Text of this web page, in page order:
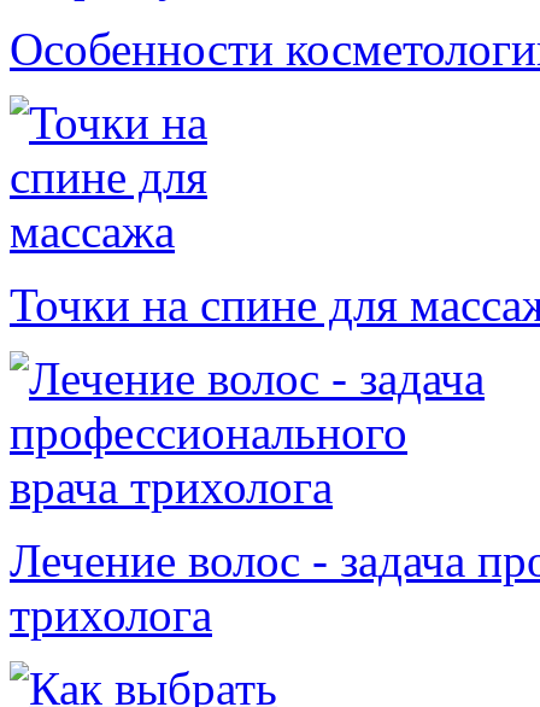
Особенности
Точки на спине для
Лечение волоc - задача
трихолога